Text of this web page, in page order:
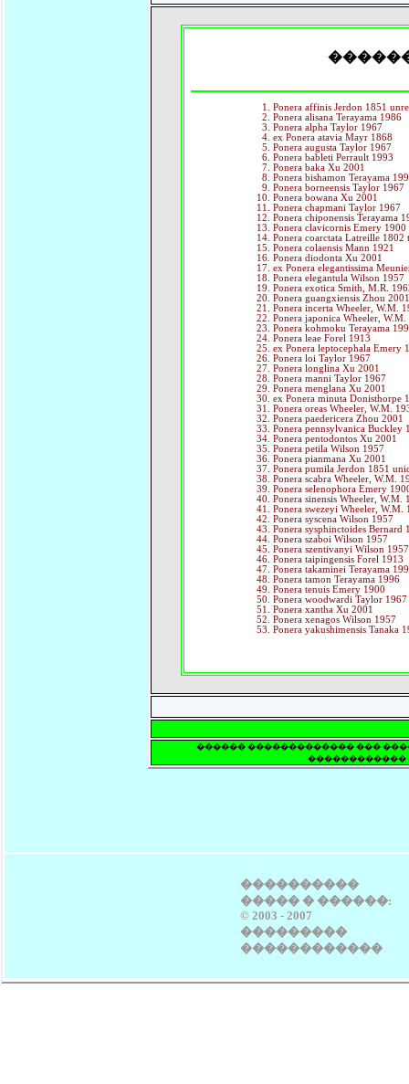
������
Ponera affinis Jerdon 1851
Ponera alisana Terayama 1986
Ponera alpha Taylor 1967
ex Ponera atavia Mayr 1868
Ponera augusta Taylor 1967
Ponera bableti Perrault 1993
Ponera baka Xu 2001
Ponera bishamon Terayama
Ponera borneensis Taylor 1967
Ponera bowana Xu 2001
Ponera chapmani Taylor 1967
Ponera chiponensis Terayama
Ponera clavicornis Emery 1900
Ponera coarctata Latreille 1802
Ponera colaensis Mann 1921
Ponera diodonta Xu 2001
ex Ponera elegantissima
Ponera elegantula Wilson 1957
Ponera exotica Smith, M.R.
Ponera guangxiensis Zhou
Ponera incerta Wheeler, W.M.
Ponera japonica Wheeler,
Ponera kohmoku Terayama
Ponera leae Forel 1913
ex Ponera leptocephala Emery
Ponera loi Taylor 1967
Ponera longlina Xu 2001
Ponera manni Taylor 1967
Ponera menglana Xu 2001
ex Ponera minuta Donisthorpe
Ponera oreas Wheeler, W.M.
Ponera paedericera Zhou 2001
Ponera pennsylvanica Buckley
Ponera pentodontos Xu 2001
Ponera petila Wilson 1957
Ponera pianmana Xu 2001
Ponera pumila Jerdon 1851
Ponera scabra Wheeler, W.M.
Ponera selenophora Emery
Ponera sinensis Wheeler, W.M.
Ponera swezeyi Wheeler, W.M.
Ponera syscena Wilson 1957
Ponera sysphinctoides Bernard
Ponera szaboi Wilson 1957
Ponera szentivanyi Wilson 1957
Ponera taipingensis Forel 1913
Ponera takaminei Terayama
Ponera tamon Terayama 1996
Ponera tenuis Emery 1900
Ponera woodwardi Taylor 1967
Ponera xantha Xu 2001
Ponera xenagos Wilson 1957
Ponera yakushimensis Tanaka
������ ������������� ���
������������
����������
����� � ������:
© 2003 - 2007
���������
������������